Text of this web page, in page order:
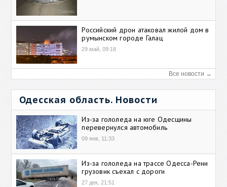
Российский дрон атаковал жилой дом в
румынском городе Галац
29 май, 09:18
Все новости →
Одесская область. Новости
Из-за гололеда на юге Одесщины
перевернулся автомобиль
09 янв, 11:33
Из-за гололеда на трассе Одесса-Рени
грузовик съехал с дороги
27 дек, 21:51